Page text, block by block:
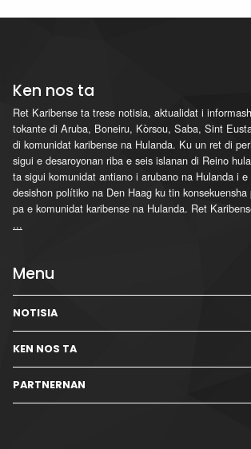
Ken nos ta
Ret Karibense ta trese notisia, aktualidat i
tokante di Aruba, Boneiru, Kòrsou, Saba, Sint
di komunidat karibense na Hulanda. Ku un ret di
sigui e desaroyonan riba e seis islanan di Reino
ta sigui komunidat antiano i arubano na Hulanda i
desishon polítiko na Den Haag ku tin
pa e komunidat karibense na Hulanda. Ret
...
Menu
NOTISIA
KEN NOS TA
PARTNERNAN